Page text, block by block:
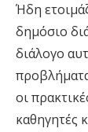
Ήδη
δημόσιο
διάλογο
οι
καθηγητές